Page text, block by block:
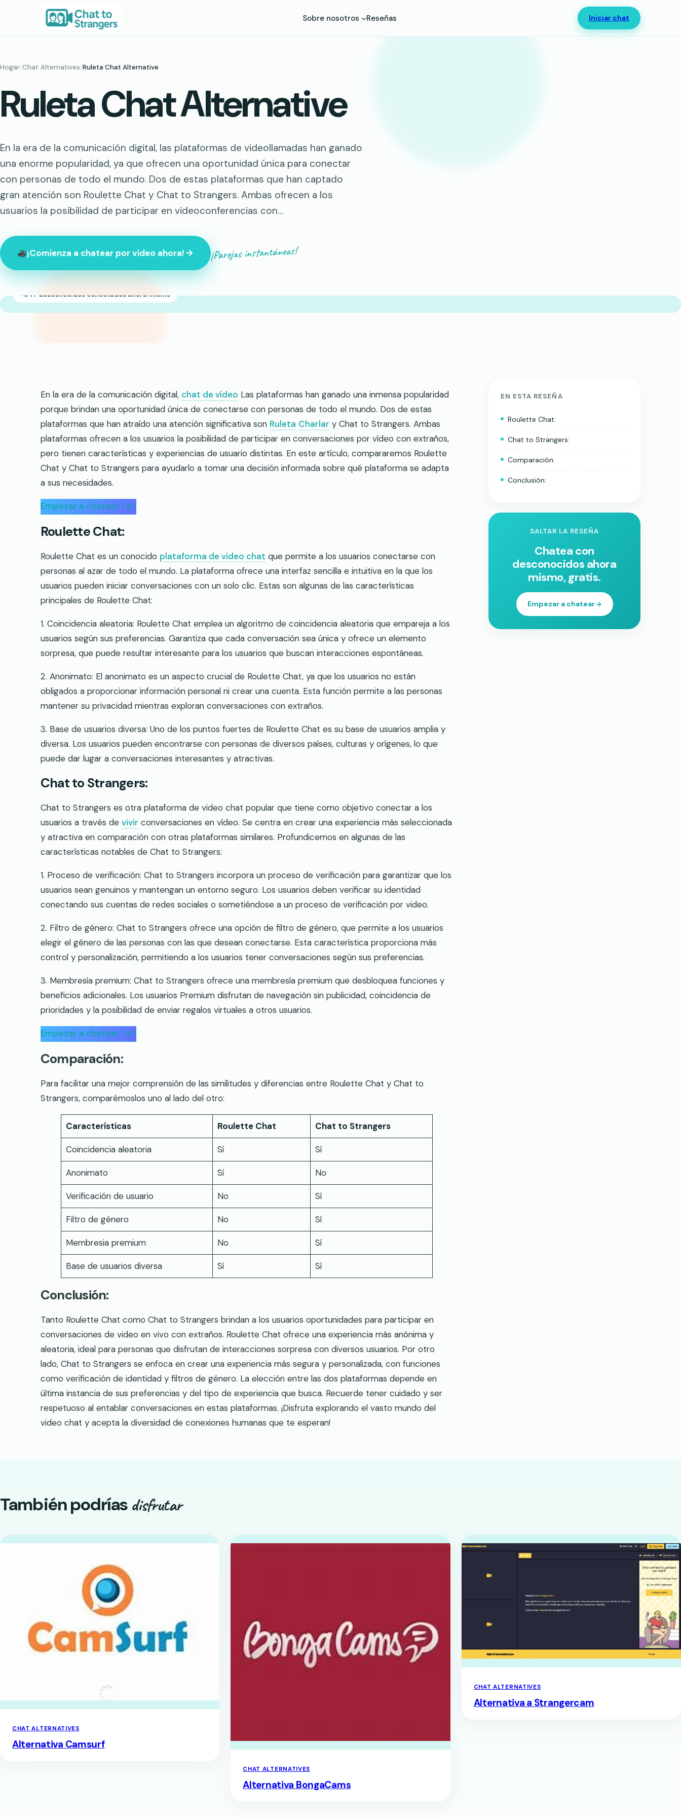
Sobre nosotros Reseñas Iniciar chat
Hogar/Chat Alternatives/Ruleta Chat Alternative
Ruleta Chat Alternative
En la era de la comunicación digital, las plataformas de videollamadas han ganado
una enorme popularidad, ya que ofrecen una oportunidad única para conectar
con personas de todo el mundo. Dos de estas plataformas que han captado
gran atención son Roulette Chat y Chat to Strangers. Ambas ofrecen a los
usuarios la posibilidad de participar en videoconferencias con…
¡Comienza a chatear por video ahora! ¡Parejas instantáneas!
847 desconocidos conectados ahora mismo
En la era de la comunicación digital, chat de vídeo Las plataformas han ganado una inmensa popularidad
porque brindan una oportunidad única de conectarse con personas de todo el mundo. Dos de estas
plataformas que han atraído una atención significativa son Ruleta Charlar y Chat to Strangers. Ambas
plataformas ofrecen a los usuarios la posibilidad de participar en conversaciones por vídeo con extraños,
pero tienen características y experiencias de usuario distintas. En este artículo, compararemos Roulette
Chat y Chat to Strangers para ayudarlo a tomar una decisión informada sobre qué plataforma se adapta
a sus necesidades.
Empezar a chatear 1 a 1
Roulette Chat:
Roulette Chat es un conocido plataforma de video chat que permite a los usuarios conectarse con
personas al azar de todo el mundo. La plataforma ofrece una interfaz sencilla e intuitiva en la que los
usuarios pueden iniciar conversaciones con un solo clic. Estas son algunas de las características
principales de Roulette Chat:
1. Coincidencia aleatoria: Roulette Chat emplea un algoritmo de coincidencia aleatoria que empareja a los
usuarios según sus preferencias. Garantiza que cada conversación sea única y ofrece un elemento
sorpresa, que puede resultar interesante para los usuarios que buscan interacciones espontáneas.
2. Anonimato: El anonimato es un aspecto crucial de Roulette Chat, ya que los usuarios no están
obligados a proporcionar información personal ni crear una cuenta. Esta función permite a las personas
mantener su privacidad mientras exploran conversaciones con extraños.
3. Base de usuarios diversa: Uno de los puntos fuertes de Roulette Chat es su base de usuarios amplia y
diversa. Los usuarios pueden encontrarse con personas de diversos países, culturas y orígenes, lo que
puede dar lugar a conversaciones interesantes y atractivas.
Chat to Strangers:
Chat to Strangers es otra plataforma de video chat popular que tiene como objetivo conectar a los
usuarios a través de vivir conversaciones en vídeo. Se centra en crear una experiencia más seleccionada
y atractiva en comparación con otras plataformas similares. Profundicemos en algunas de las
características notables de Chat to Strangers:
1. Proceso de verificación: Chat to Strangers incorpora un proceso de verificación para garantizar que los
usuarios sean genuinos y mantengan un entorno seguro. Los usuarios deben verificar su identidad
conectando sus cuentas de redes sociales o sometiéndose a un proceso de verificación por video.
2. Filtro de género: Chat to Strangers ofrece una opción de filtro de género, que permite a los usuarios
elegir el género de las personas con las que desean conectarse. Esta característica proporciona más
control y personalización, permitiendo a los usuarios tener conversaciones según sus preferencias.
3. Membresía premium: Chat to Strangers ofrece una membresía premium que desbloquea funciones y
beneficios adicionales. Los usuarios Premium disfrutan de navegación sin publicidad, coincidencia de
prioridades y la posibilidad de enviar regalos virtuales a otros usuarios.
Empezar a chatear 1 a 1
Comparación:
Para facilitar una mejor comprensión de las similitudes y diferencias entre Roulette Chat y Chat to
Strangers, comparémoslos uno al lado del otro:
Características Roulette Chat Chat to Strangers
Coincidencia aleatoria Sí Sí
Anonimato Sí No
Verificación de usuario No Sí
Filtro de género No Sí
Membresia premium No Sí
Base de usuarios diversa Sí Sí
Conclusión:
Tanto Roulette Chat como Chat to Strangers brindan a los usuarios oportunidades para participar en
conversaciones de video en vivo con extraños. Roulette Chat ofrece una experiencia más anónima y
aleatoria, ideal para personas que disfrutan de interacciones sorpresa con diversos usuarios. Por otro
lado, Chat to Strangers se enfoca en crear una experiencia más segura y personalizada, con funciones
como verificación de identidad y filtros de género. La elección entre las dos plataformas depende en
última instancia de sus preferencias y del tipo de experiencia que busca. Recuerde tener cuidado y ser
respetuoso al entablar conversaciones en estas plataformas. ¡Disfruta explorando el vasto mundo del
video chat y acepta la diversidad de conexiones humanas que te esperan!
EN ESTA RESEÑA
Roulette Chat:
Chat to Strangers:
Comparación:
Conclusión:
SALTAR LA RESEÑA
Chatea con
desconocidos ahora
mismo, gratis.
Empezar a chatear
También podrías disfrutar
CHAT ALTERNATIVES
Alternativa Camsurf
CHAT ALTERNATIVES
Alternativa BongaCams
CHAT ALTERNATIVES
Alternativa a Strangercam